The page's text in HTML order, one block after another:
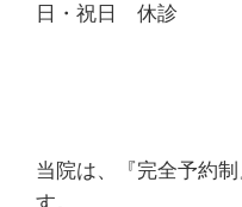
日・祝日 休診
当院は、『完全予約